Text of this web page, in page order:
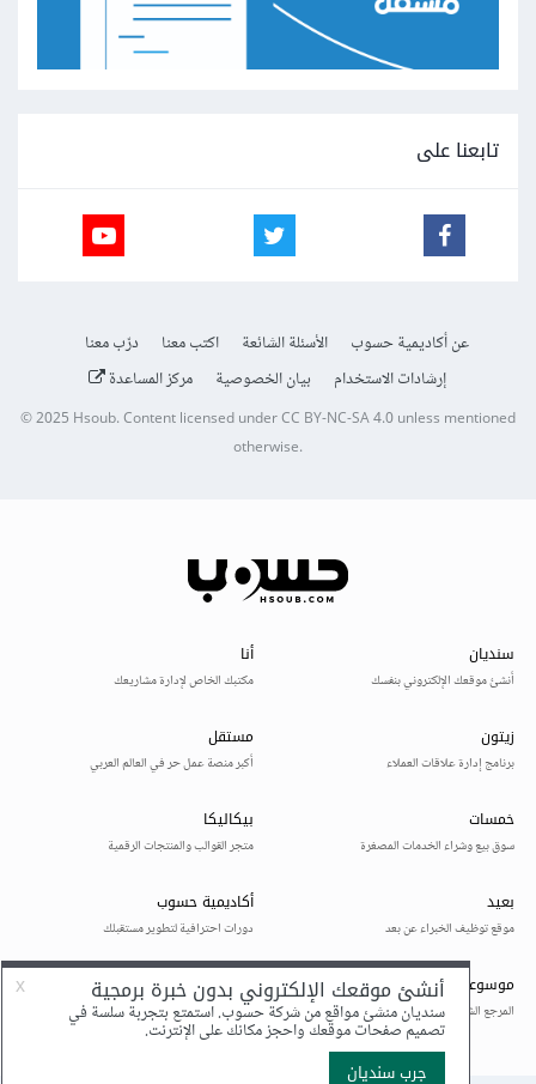
تابعنا على
عن أكاديمية حسوب الأسئلة الشائعة اكتب معنا
درّب معنا
إرشادات الاستخدام
بيان الخصوصية مركز المساعدة
© 2025Hsoub.Content licensed underCC BY-NC-SA 4.0unless mentioned
otherwise.